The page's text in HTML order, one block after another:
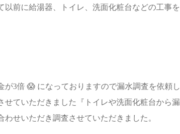
以前に給湯器、トイレ、洗面化粧台などの工事を
が3倍 😱 になっておりますので漏水調査を依頼し
せていただきました『トイレや洗面化粧台から漏
せいただき調査させていただきました。